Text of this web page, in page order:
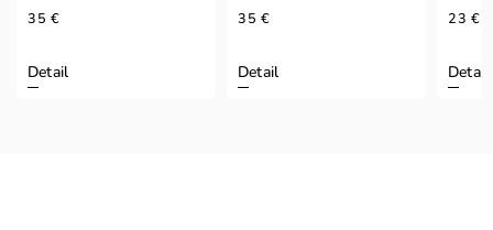
35 €
Detail
35 €
Detail
23 €
Detail